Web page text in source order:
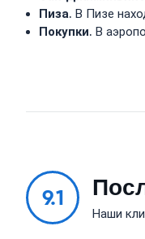
Пиза. В Пизе
Покупки. В
9.1
Наши